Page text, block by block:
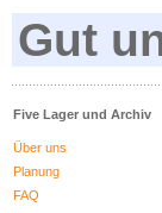
Gut
Five Lager und Archiv
Über uns
Planung
FAQ